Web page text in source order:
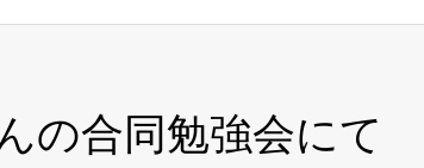
の合同勉強会にて